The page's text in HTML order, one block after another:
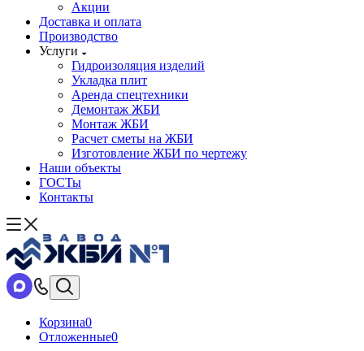
Акции
Доставка и оплата
Производство
Услуги
Гидроизоляция изделий
Укладка плит
Аренда спецтехники
Демонтаж ЖБИ
Монтаж ЖБИ
Расчет сметы на ЖБИ
Изготовление ЖБИ по чертежу
Наши объекты
ГОСТы
Контакты
Корзина0
Отложенные0